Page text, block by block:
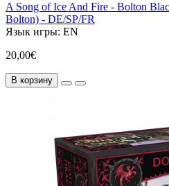
A Song of Ice And Fire - Bolton
Bolton) - DE/SP/FR
Язык игры: EN
20,00€
В корзину